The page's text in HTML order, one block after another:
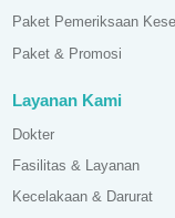
Paket Pemeriksaan
Paket & Promosi
Layanan Kami
Dokter
Fasilitas & Layanan
Kecelakaan & Darurat